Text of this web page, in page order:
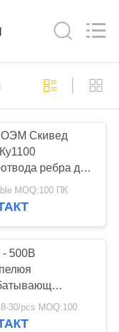
Die
305
156
ОЭМ Скивед
ребра для
MOQ:100 ПК
- 500В
теплоотвод
света этапа
30/pcs MOQ:100